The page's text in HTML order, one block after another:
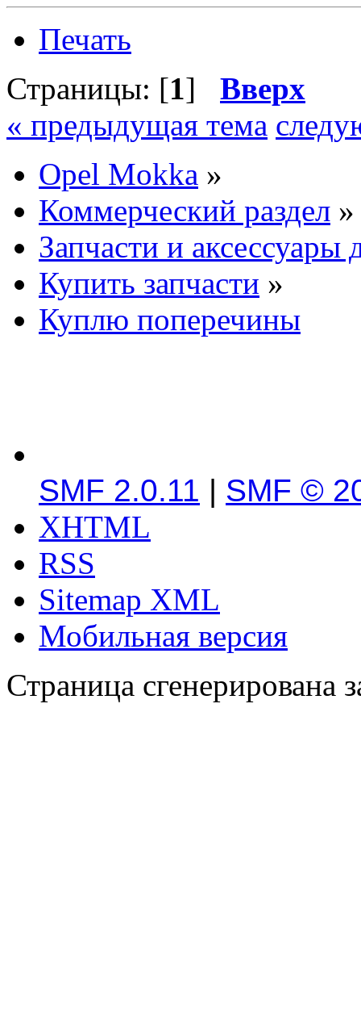
Печать
Страницы: [1] Вверх
« предыдущая тема
Opel Mokka »
Коммерческий раздел »
Запчасти и аксессуары
Купить запчасти »
Куплю поперечины
SMF 2.0.11 | SMF ©
XHTML
RSS
Sitemap XML
Мобильная версия
Страница сгенерирована